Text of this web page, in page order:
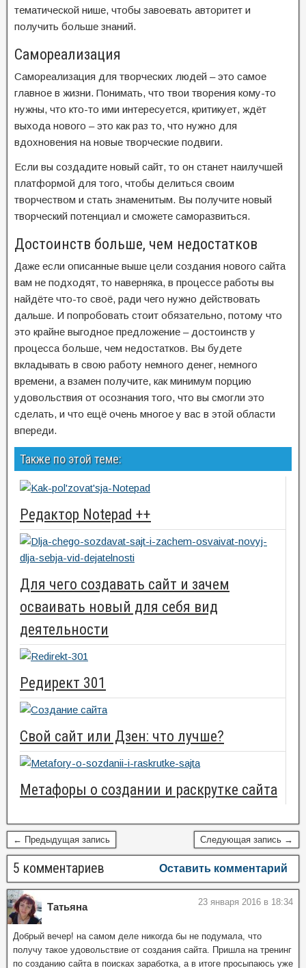
тематической нише, чтобы завоевать авторитет и
получить больше знаний.
Самореализация
Самореализация для творческих людей – это самое
главное в жизни. Понимать, что твои творения кому-то
нужны, что кто-то ими интересуется, критикует, ждёт
выхода нового – это как раз то, что нужно для
вдохновения на новые творческие подвиги.
Если вы создадите новый сайт, то он станет наилучшей
платформой для того, чтобы делиться своим
творчеством и стать знаменитым. Вы получите новый
творческий потенциал и сможете саморазвиться.
Достоинств больше, чем недостатков
Даже если описанные выше цели создания нового сайта
вам не подходят, то наверняка, в процессе работы вы
найдёте что-то своё, ради чего нужно действовать
дальше. И попробовать стоит обязательно, потому что
это крайне выгодное предложение – достоинств у
процесса больше, чем недостатков. Вы будете
вкладывать в свою работу немного денег, немного
времени, а взамен получите, как минимум порцию
удовольствия от осознания того, что вы смогли это
сделать, и что ещё очень многое у вас в этой области
впереди.
Также по этой теме:
Редактор Notepad ++
Для чего создавать сайт и зачем
осваивать новый для себя вид
деятельности
Редирект 301
Свой сайт или Дзен: что лучше?
Метафоры о создании и раскрутке сайта
← Предыдущая запись Следующая запись →
5 комментариев Оставить комментарий
Татьяна 23 января 2016 в 18:34
Добрый вечер! на самом деле никогда бы не подумала, что
получу такое удовольствие от создания сайта. Пришла на тренинг
по созданию сайта в поисках заработка, а в итоге просыпаюсь уже